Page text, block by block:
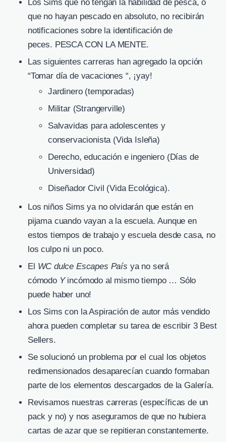
Los Sims que no tengan la habilidad de pesca, o
que no hayan pescado en absoluto, no recibirán
notificaciones sobre la identificación de
peces. PESCA CON LA MENTE.
Las siguientes carreras han agregado la opción
“Tomar día de vacaciones “, ¡yay!
Jardinero (temporadas)
Militar (Strangerville)
Salvavidas para adolescentes y
conservacionista (Vida Isleña)
Derecho, educación e ingeniero (Días de
Universidad)
Diseñador Civil (Vida Ecológica).
Los niños Sims ya no olvidarán que están en
pijama cuando vayan a la escuela. Aunque en
estos tiempos de trabajo y escuela desde casa, no
los culpo ni un poco.
El WC dulce Escapes País ya no será
cómodo Yincómodo al mismo tiempo … Sólo
puede haber uno!
Los Sims con la Aspiración de autor más vendido
ahora pueden completar su tarea de escribir 3 Best
Sellers.
Se solucionó un problema por el cual los objetos
redimensionados desaparecían cuando formaban
parte de los elementos descargados de la Galería.
Revisamos nuestras carreras (específicas de un
pack y no) y nos aseguramos de que no hubiera
cartas de azar que se repitieran constantemente.